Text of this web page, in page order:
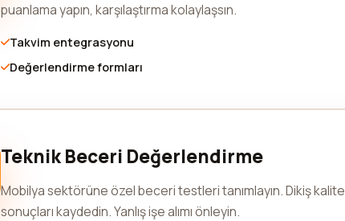
puanlama yapın, karşılaştırma kolaylaşsın.
Takvim entegrasyonu
Değerlendirme formları
Teknik Beceri Değerlendirme
Mobilya sektörüne özel beceri testleri tanımlayın. Dikiş
sonuçları kaydedin. Yanlış işe alımı önleyin.